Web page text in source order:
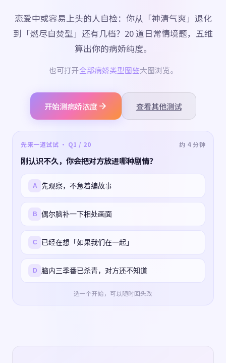
恋爱中或容易上头的人自检：你从「神清气爽」退化
到「燃尽自焚型」还有几档？20 道日常情境题，五维
算出你的病娇纯度。
也可打开全部病娇类型图鉴大图浏览。
开始测病娇浓度 查看其他测试
先来一道试试 · Q1 / 20 约 4 分钟
刚认识不久，你会把对方放进哪种剧情？
A 先观察，不急着编故事
B 偶尔脑补一下相处画面
C 已经在想「如果我们在一起」
D 脑内三季番已杀青，对方还不知道
选一个开始，可以随时回头改